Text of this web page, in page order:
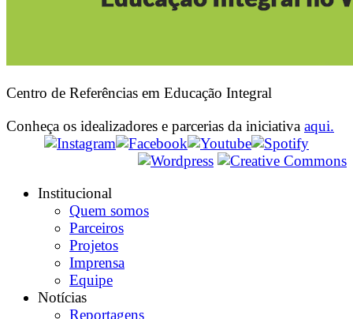
Centro de Referências em Educação Integral
Conheça os idealizadores e parcerias da iniciativa aqui.
Institucional
Quem somos
Parceiros
Projetos
Imprensa
Equipe
Notícias
Reportagens